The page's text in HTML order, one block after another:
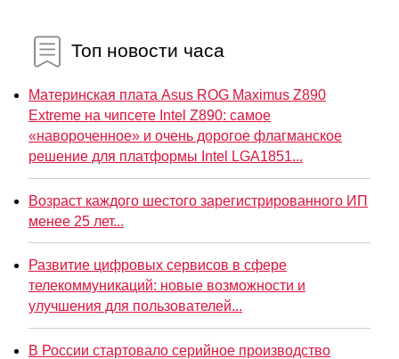
Топ новости часа
Материнская плата Asus ROG Maximus Z890
Extreme на чипсете Intel Z890: самое
«навороченное» и очень дорогое флагманское
решение для платформы Intel LGA1851...
Возраст каждого шестого зарегистрированного ИП
менее 25 лет...
Развитие цифровых сервисов в сфере
телекоммуникаций: новые возможности и
улучшения для пользователей...
В России стартовало серийное производство